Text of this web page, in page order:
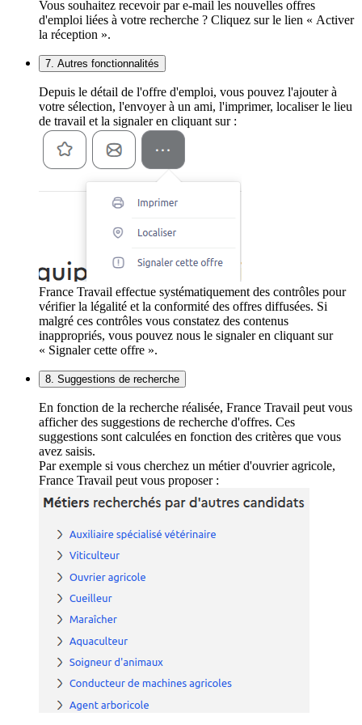
Vous souhaitez recevoir par e-mail les nouvelles offres
d'emploi liées à votre recherche ? Cliquez sur le lien « Activer
la réception ».
7. Autres fonctionnalités
Depuis le détail de l'offre d'emploi, vous pouvez l'ajouter à
votre sélection, l'envoyer à un ami, l'imprimer, localiser le lieu
de travail et la signaler en cliquant sur :
France Travail effectue systématiquement des contrôles pour
vérifier la légalité et la conformité des offres diffusées. Si
malgré ces contrôles vous constatez des contenus
inappropriés, vous pouvez nous le signaler en cliquant sur
« Signaler cette offre ».
8. Suggestions de recherche
En fonction de la recherche réalisée, France Travail peut vous
afficher des suggestions de recherche d'offres. Ces
suggestions sont calculées en fonction des critères que vous
avez saisis.
Par exemple si vous cherchez un métier d'ouvrier agricole,
France Travail peut vous proposer :